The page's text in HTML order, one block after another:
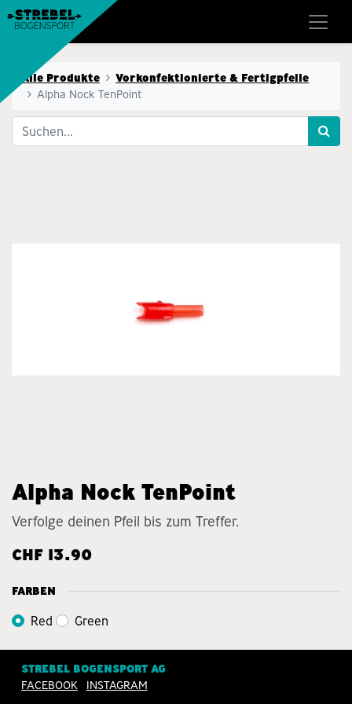
Alle Produkte
Vorkonfektionierte & Fertigpfeile
Alpha Nock TenPoint
Alpha Nock TenPoint
Verfolge deinen Pfeil bis zum Treffer.
CHF 13.90
FARBEN
Red Green
STREBEL BOGENSPORT AG
FACEBOOK
INSTAGRAM